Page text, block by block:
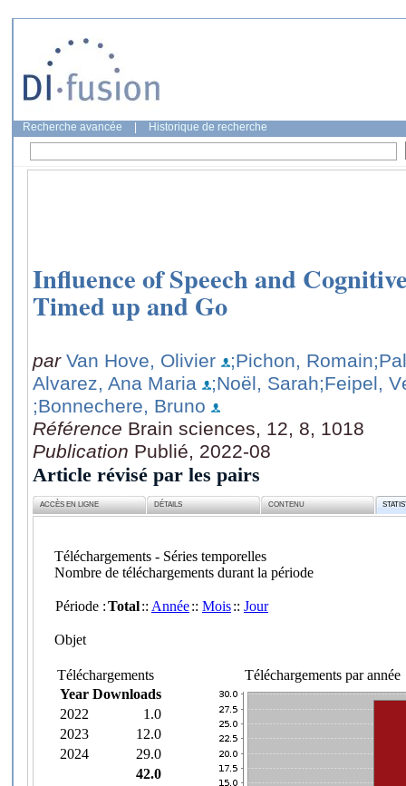
Recherche avancée Historique de recherche
Influence of Speech and
Timed up and Go
par Van Hove, Olivier ;Pichon, Romain
Alvarez, Ana Maria
;Noël, Sarah;Feipel,
;Bonnechere, Bruno
Référence Brain sciences, 12, 8, 1018
Publication Publié, 2022-08
Article révisé par les pairs
ACCÈS EN LIGNE DÉTAILS CONTENU